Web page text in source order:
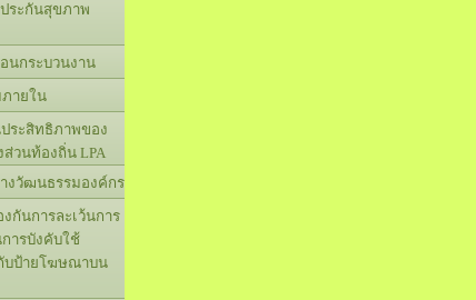
ระกันสุขภาพ
นกระบวนงาน
ายใน
ประสิทธิภาพของ
วนท้องถิ่น LPA
างวัฒนธรรมองค์กร
กันการละเว้นการ
ารบังคับใช้
บป้ายโฆษณาบน